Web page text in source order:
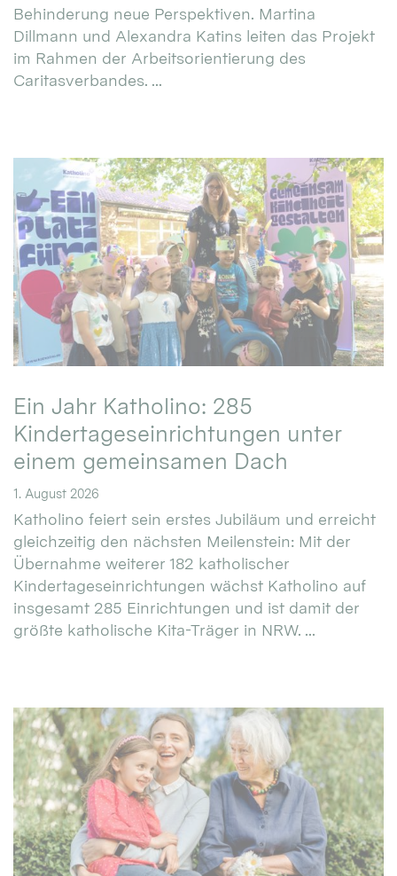
Behinderung neue Perspektiven. Martina
Dillmann und Alexandra Katins leiten das Projekt
im Rahmen der Arbeitsorientierung des
Caritasverbandes. ...
Ein Jahr Katholino: 285
Kindertageseinrichtungen unter
einem gemeinsamen Dach
1. August 2026
Katholino feiert sein erstes Jubiläum und erreicht
gleichzeitig den nächsten Meilenstein: Mit der
Übernahme weiterer 182 katholischer
Kindertageseinrichtungen wächst Katholino auf
insgesamt 285 Einrichtungen und ist damit der
größte katholische Kita-Träger in NRW. ...